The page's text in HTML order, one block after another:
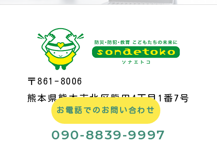
〒861-8006
熊本県熊本市北区龍田4丁目1番7号
お電話でのお問い合わせ
090-8839-9997